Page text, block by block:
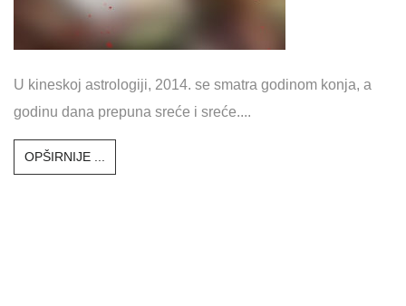
U kineskoj astrologiji, 2014. se smatra godinom konja, a
godinu dana prepuna sreće i sreće....
OPŠIRNIJE ...